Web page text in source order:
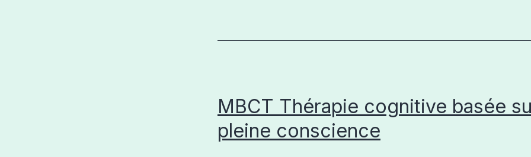
MBCT Thérapie cognitive basée
pleine conscience